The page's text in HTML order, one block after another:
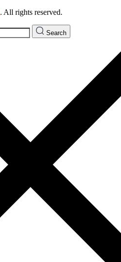
. All rights reserved.
Search